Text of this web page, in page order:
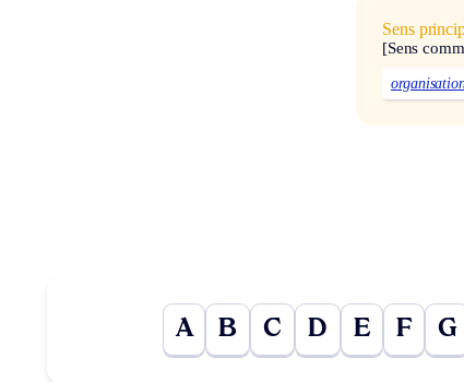
Sens
[Sens
A B C D E F G